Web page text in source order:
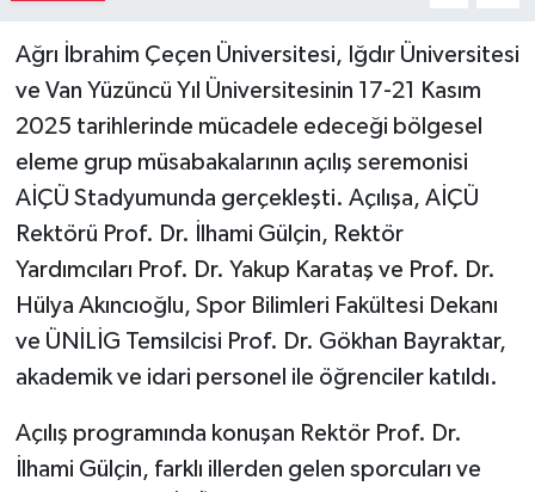
Ağrı İbrahim Çeçen Üniversitesi, Iğdır Üniversitesi
ve Van Yüzüncü Yıl Üniversitesinin 17-21 Kasım
2025 tarihlerinde mücadele edeceği bölgesel
eleme grup müsabakalarının açılış seremonisi
AİÇÜ Stadyumunda gerçekleşti. Açılışa, AİÇÜ
Rektörü Prof. Dr. İlhami Gülçin, Rektör
Yardımcıları Prof. Dr. Yakup Karataş ve Prof. Dr.
Hülya Akıncıoğlu, Spor Bilimleri Fakültesi Dekanı
ve ÜNİLİG Temsilcisi Prof. Dr. Gökhan Bayraktar,
akademik ve idari personel ile öğrenciler katıldı.
Açılış programında konuşan Rektör Prof. Dr.
İlhami Gülçin, farklı illerden gelen sporcuları ve